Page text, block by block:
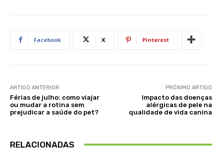
Facebook X Pinterest
ARTIGO ANTERIOR
Férias de julho: como viajar
ou mudar a rotina sem
prejudicar a saúde do pet?
PRÓXIMO ARTIGO
Impacto das doenças
alérgicas de pele na
qualidade de vida canina
RELACIONADAS